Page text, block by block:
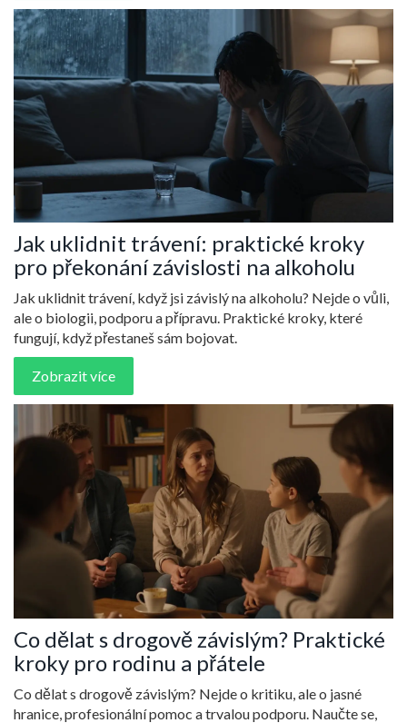
Jak uklidnit trávení: praktické kroky
pro překonání závislosti na alkoholu
Jak uklidnit trávení, když jsi závislý na alkoholu? Nejde o vůli,
ale o biologii, podporu a přípravu. Praktické kroky, které
fungují, když přestaneš sám bojovat.
Zobrazit více
Co dělat s drogově závislým? Praktické
kroky pro rodinu a přátele
Co dělat s drogově závislým? Nejde o kritiku, ale o jasné
hranice, profesionální pomoc a trvalou podporu. Naučte se,